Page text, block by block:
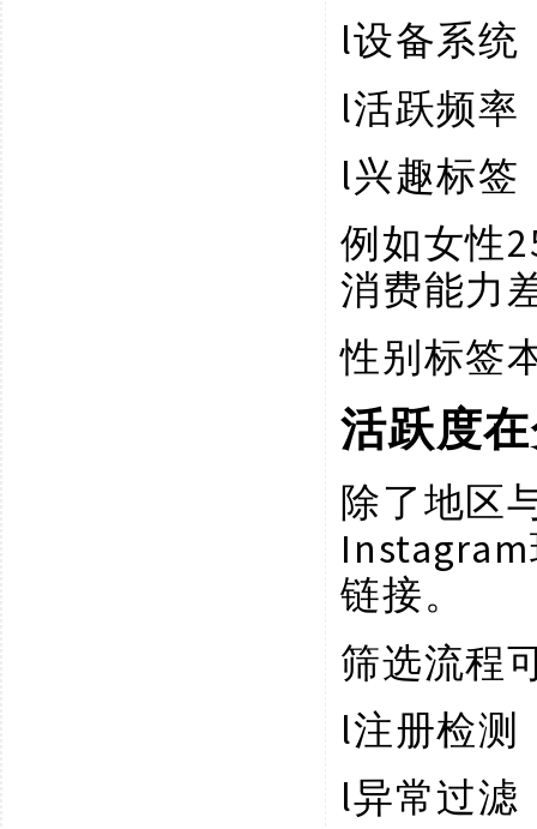
l设备系统
l活跃频率
l兴趣标签
例如女性
消费能力
性别标签
活跃度
除了地区
链接。
筛选流程
l注册检测
l异常过滤